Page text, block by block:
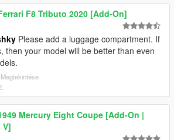
F8 Tributo 2020 [Add-On]
Please add a luggage compartment. If
then your model will be better than even
Mercury Eight Coupe [Add-On |
V]